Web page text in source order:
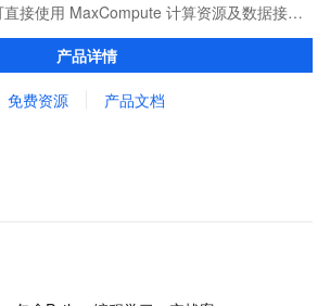
接使用 MaxCompute 计算资源及数据接
、镜像管理等功能共同构成
开发生态。
产品详情
免费资源 产品文档